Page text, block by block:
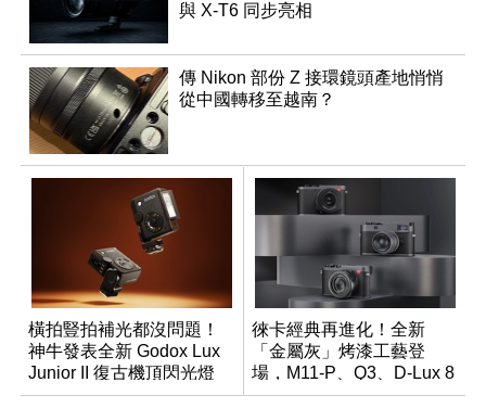
與 X-T6 同步亮相
傳 Nikon 部份 Z 接環鏡頭產地悄悄
從中國轉移至越南？
橫拍豎拍補光都沒問題！
神牛發表全新 Godox Lux
Junior II 復古機頂閃光燈
徠卡經典再進化！全新
「金屬灰」烤漆工藝登
場，M11-P、Q3、D-Lux 8
領銜換裝